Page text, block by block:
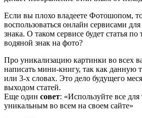
Если вы плохо владеете Фотошопом,
воспользоваться онлайн сервисами
знака. О таком сервисе будет статья
водяной знак на фото?
Про уникализацию картинки во всех
написать мини-книгу, так как данную
или 3-х словах. Это дело будущего
выходом статей.
Еще один совет: «Используйте все
уникальным во всем на своем сайте»